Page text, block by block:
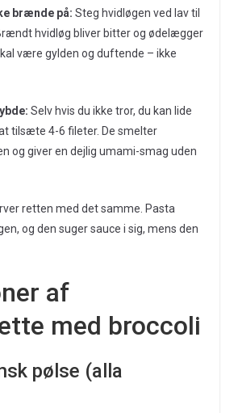
brænde på: Steg hvidløgen ved lav til
hvidløg bliver bitter og ødelægger
være gylden og duftende – ikke
Selv hvis du ikke tror, du kan lide
tilsæte 4-6 fileter. De smelter
og giver en dejlig umami-smag uden
retten med det samme. Pasta
og den suger sauce i sig, mens den
af
med broccoli
pølse (alla